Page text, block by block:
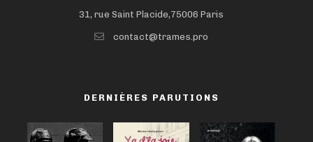
31, rue Saint Placide,75006 Paris
contact@trames.pro
DERNIÈRES PARUTIONS